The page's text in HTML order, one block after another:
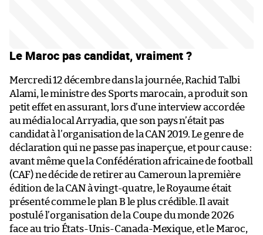
Le Maroc pas candidat, vraiment ?
Mercredi 12 décembre dans la journée, Rachid Talbi
Alami, le ministre des Sports marocain, a produit son
petit effet en assurant, lors d’une interview accordée
au média local Arryadia, que son pays n’était pas
candidat à l’organisation de la CAN 2019. Le genre de
déclaration qui ne passe pas inaperçue, et pour cause :
avant même que la Confédération africaine de football
(CAF) ne décide de retirer au Cameroun la première
édition de la CAN à vingt-quatre, le Royaume était
présenté comme le plan B le plus crédible. Il avait
postulé l’organisation de la Coupe du monde 2026
face au trio États-Unis-Canada-Mexique, et le Maroc,